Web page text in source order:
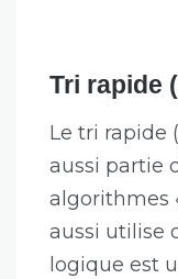
Tri rapide
Le tri rapide
aussi partie
algorithmes
aussi utilise
logique est